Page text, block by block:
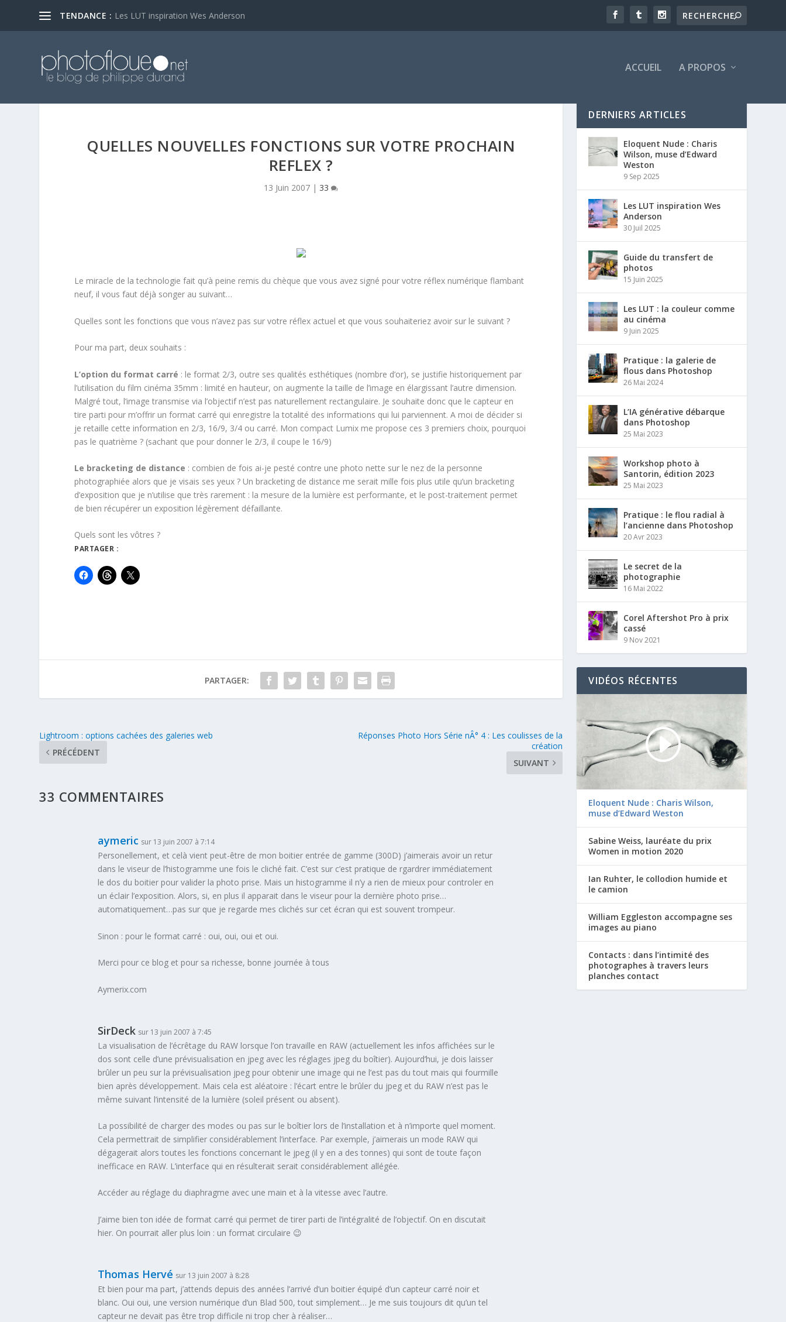
TENDANCE : Les LUT inspiration Wes Anderson
ACCUEIL A PROPOS
QUELLES NOUVELLES FONCTIONS SUR VOTRE PROCHAIN
REFLEX ?
13 Juin 2007 | 33
Le miracle de la technologie fait qu’à peine remis du chèque que vous avez signé pour votre réflex numérique flambant
neuf, il vous faut déjà songer au suivant…
Quelles sont les fonctions que vous n’avez pas sur votre réflex actuel et que vous souhaiteriez avoir sur le suivant ?
Pour ma part, deux souhaits :
L’option du format carré : le format 2/3, outre ses qualités esthétiques (nombre d’or), se justifie historiquement par
l’utilisation du film cinéma 35mm : limité en hauteur, on augmente la taille de l’image en élargissant l’autre dimension.
Malgré tout, l’image transmise via l’objectif n’est pas naturellement rectangulaire. Je souhaite donc que le capteur en
tire parti pour m’offrir un format carré qui enregistre la totalité des informations qui lui parviennent. A moi de décider si
je retaille cette information en 2/3, 16/9, 3/4 ou carré. Mon compact Lumix me propose ces 3 premiers choix, pourquoi
pas le quatrième ? (sachant que pour donner le 2/3, il coupe le 16/9)
Le bracketing de distance : combien de fois ai-je pesté contre une photo nette sur le nez de la personne
photographiée alors que je visais ses yeux ? Un bracketing de distance me serait mille fois plus utile qu’un bracketing
d’exposition que je n’utilise que très rarement : la mesure de la lumière est performante, et le post-traitement permet
de bien récupérer un exposition légèrement défaillante.
Quels sont les vôtres ?
PARTAGER :
PARTAGER:
Lightroom : options cachées des galeries web
PRÉCÉDENT
Réponses Photo Hors Série nÂ° 4 : Les coulisses de la
création
SUIVANT
33 COMMENTAIRES
aymeric sur 13 juin 2007 à 7:14
Personellement, et celà vient peut-être de mon boitier entrée de gamme (300D) j’aimerais avoir un retur
dans le viseur de l’histogramme une fois le cliché fait. C’est sur c’est pratique de rgardrer immédiatement
le dos du boitier pour valider la photo prise. Mais un histogramme il n’y a rien de mieux pour controler en
un éclair l’exposition. Alors, si, en plus il apparait dans le viseur pour la dernière photo prise…
automatiquement…pas sur que je regarde mes clichés sur cet écran qui est souvent trompeur.
Sinon : pour le format carré : oui, oui, oui et oui.
Merci pour ce blog et pour sa richesse, bonne journée à tous
Aymerix.com
SirDeck sur 13 juin 2007 à 7:45
La visualisation de l’écrêtage du RAW lorsque l’on travaille en RAW (actuellement les infos affichées sur le
dos sont celle d’une prévisualisation en jpeg avec les réglages jpeg du boîtier). Aujourd’hui, je dois laisser
brûler un peu sur la prévisualisation jpeg pour obtenir une image qui ne l’est pas du tout mais qui fourmille
bien après développement. Mais cela est aléatoire : l’écart entre le brûler du jpeg et du RAW n’est pas le
même suivant l’intensité de la lumière (soleil présent ou absent).
La possibilité de charger des modes ou pas sur le boîtier lors de l’installation et à n’importe quel moment.
Cela permettrait de simplifier considérablement l’interface. Par exemple, j’aimerais un mode RAW qui
dégagerait alors toutes les fonctions concernant le jpeg (il y en a des tonnes) qui sont de toute façon
inefficace en RAW. L’interface qui en résulterait serait considérablement allégée.
Accéder au réglage du diaphragme avec une main et à la vitesse avec l’autre.
J’aime bien ton idée de format carré qui permet de tirer parti de l’intégralité de l’objectif. On en discutait
hier. On pourrait aller plus loin : un format circulaire 😉
Thomas Hervé sur 13 juin 2007 à 8:28
Et bien pour ma part, j’attends depuis des années l’arrivé d’un boitier équipé d’un capteur carré noir et
blanc. Oui oui, une version numérique d’un Blad 500, tout simplement… Je me suis toujours dit qu’un tel
capteur ne devait pas être trop difficile ni trop cher à réaliser…
DERNIERS ARTICLES
Eloquent Nude : Charis
Wilson, muse d’Edward
Weston
9 Sep 2025
Les LUT inspiration Wes
Anderson
30 Juil 2025
Guide du transfert de
photos
15 Juin 2025
Les LUT : la couleur comme
au cinéma
9 Juin 2025
Pratique : la galerie de
flous dans Photoshop
26 Mai 2024
L’IA générative débarque
dans Photoshop
25 Mai 2023
Workshop photo à
Santorin, édition 2023
25 Mai 2023
Pratique : le flou radial à
l’ancienne dans Photoshop
20 Avr 2023
Le secret de la
photographie
16 Mai 2022
Corel Aftershot Pro à prix
cassé
9 Nov 2021
VIDÉOS RÉCENTES
Eloquent Nude : Charis Wilson,
muse d’Edward Weston
Sabine Weiss, lauréate du prix
Women in motion 2020
Ian Ruhter, le collodion humide et
le camion
William Eggleston accompagne ses
images au piano
Contacts : dans l’intimité des
photographes à travers leurs
planches contact